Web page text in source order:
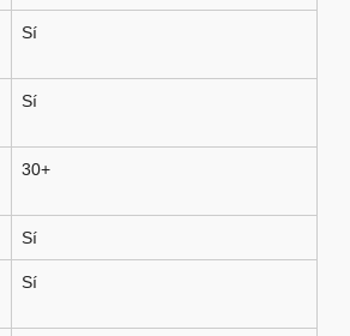
Sí
Sí
30+
Sí
Sí